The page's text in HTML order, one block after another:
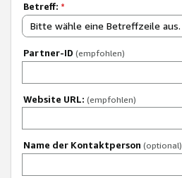
Betreff: *
Bitte wähle eine Betreffzeile aus.
Partner-ID (empfohlen)
Website URL: (empfohlen)
Name der Kontaktperson (optional)